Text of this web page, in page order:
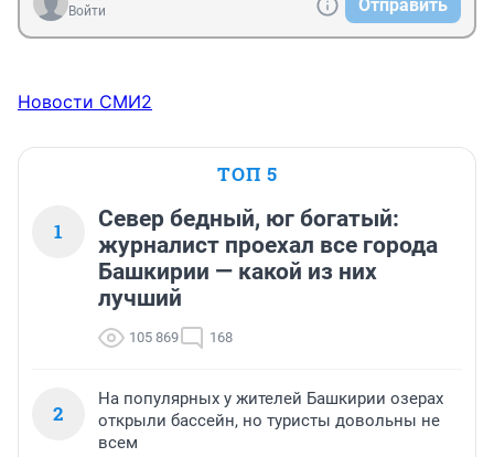
Войти
Отправить
Новости СМИ2
ТОП 5
1
Север бедный, юг богатый:
журналист проехал все города
Башкирии — какой из них
лучший
105 869 168
2
На популярных у жителей Башкирии озерах
открыли бассейн, но туристы довольны не
всем